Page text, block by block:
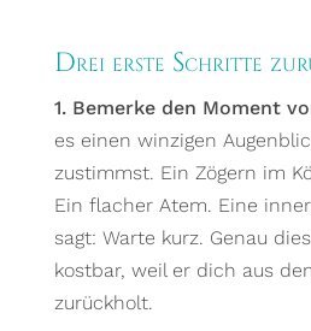
Drei erste Schritte
1. Bemerke den Moment
es einen winzigen
zustimmst. Ein Zögern im
Ein flacher Atem. Eine
sagt: Warte kurz. Genau
kostbar, weil er dich aus
zurückholt.